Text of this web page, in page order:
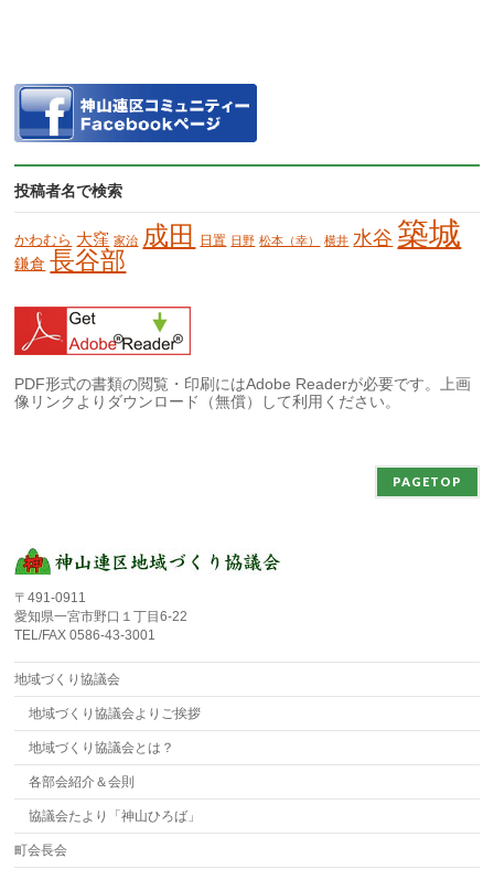
投稿者名で検索
かわむら 大窪 家治 成田 日置 日野 松本（幸） 横井 水谷 築城
鎌倉 長谷部
PDF形式の書類の閲覧・印刷にはAdobe Readerが必要です。上画
像リンクよりダウンロード（無償）して利用ください。
PAGETOP
〒491-0911
愛知県一宮市野口１丁目6-22
TEL/FAX 0586-43-3001
地域づくり協議会
地域づくり協議会よりご挨拶
地域づくり協議会とは？
各部会紹介＆会則
協議会たより「神山ひろば」
町会長会